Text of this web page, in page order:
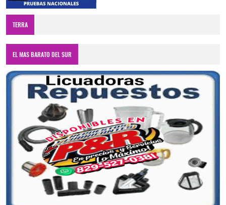
TERRA
EL MAS BARATO DEL SUR